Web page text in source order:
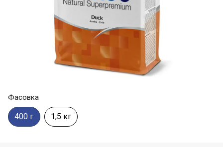
Фасовка
400 г 1,5 кг